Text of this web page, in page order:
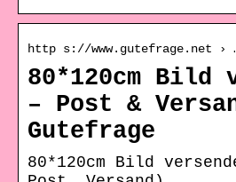
http s://www.gutefrage.net ›
80*120cm Bild
– Post &
Gutefrage
80*120cm Bild